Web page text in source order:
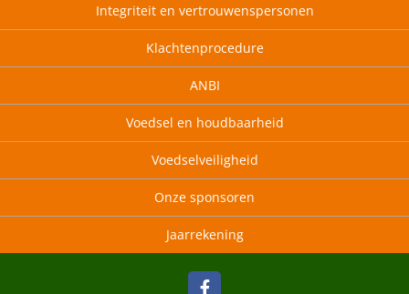
Integriteit en vertrouwenspersonen
Klachtenprocedure
ANBI
Voedsel en houdbaarheid
Voedselveiligheid
Onze sponsoren
Jaarrekening